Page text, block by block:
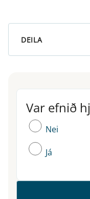
DEILA
Var efnið
Var efnið
Nei
Já